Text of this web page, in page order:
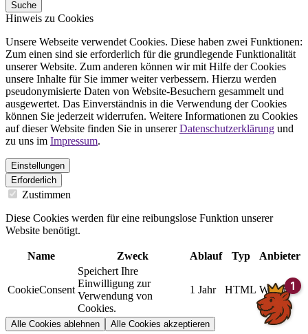
Suche
Hinweis zu Cookies
Unsere Webseite verwendet Cookies. Diese haben zwei Funktionen:
Zum einen sind sie erforderlich für die grundlegende Funktionalität
unserer Website. Zum anderen können wir mit Hilfe der Cookies
unsere Inhalte für Sie immer weiter verbessern. Hierzu werden
pseudonymisierte Daten von Website-Besuchern gesammelt und
ausgewertet. Das Einverständnis in die Verwendung der Cookies
können Sie jederzeit widerrufen. Weitere Informationen zu Cookies
auf dieser Website finden Sie in unsererDatenschutzerklärung und
zu uns im Impressum.
Einstellungen
Erforderlich
Zustimmen
Diese Cookies werden für eine reibungslose Funktion unserer
Website benötigt.
Name Zweck Ablauf Typ Anbieter
CookieConsent
Speichert Ihre
Einwilligung zur
Verwendung von
Cookies.
1 Jahr HTML Website
Alle Cookies ablehnen Alle Cookies akzeptieren